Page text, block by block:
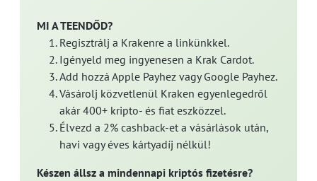
MI A TEENDŐD?
Regisztrálj a Krakenre a linkünkkel.
Igényeld meg ingyenesen a Krak Cardot.
Add hozzá Apple Payhez vagy Google Payhez.
Vásárolj közvetlenül Kraken egyenlegedről
akár 400+ kripto- és fiat eszközzel.
Élvezd a 2% cashback-et a vásárlások után,
havi vagy éves kártyadíj nélkül!
Készen állsz a mindennapi kriptós fizetésre?